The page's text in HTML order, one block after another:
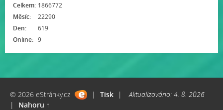
Online: 9
Celkem: 1866772
Měsíc:
22290
Den:
619
© 2026 eStránky.cz | Tisk |
Aktualizováno: 4. 8. 2026
|
Nahoru ↑